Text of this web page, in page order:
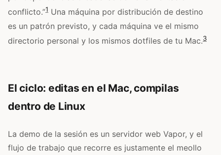
conflicto.”1 Una máquina por distribución de destino
es un patrón previsto, y cada máquina ve el mismo
directorio personal y los mismos dotfiles de tu Mac.3
El ciclo: editas en el Mac, compilas
dentro de Linux
La demo de la sesión es un servidor web Vapor, y el
flujo de trabajo que recorre es justamente el meollo